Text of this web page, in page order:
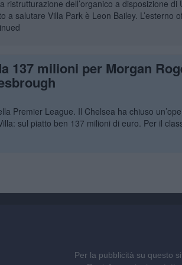
ristrutturazione dell’organico a disposizione di
a salutare Villa Park è Leon Bailey. L’esterno
137 milioni per Morgan
Premier League. Il Chelsea ha chiuso
sul piatto ben 137 milioni di euro. Per il
Per la pubblicità su questo